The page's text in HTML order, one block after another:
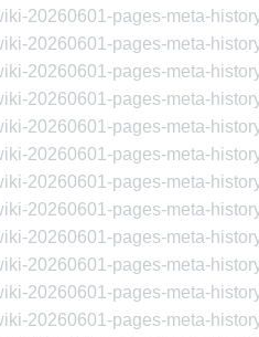
20260601-pages-meta-
20260601-pages-meta-
20260601-pages-meta-
20260601-pages-meta-
20260601-pages-meta-
20260601-pages-meta-
20260601-pages-meta-
20260601-pages-meta-
20260601-pages-meta-
20260601-pages-meta-
20260601-pages-meta-
20260601-pages-meta-